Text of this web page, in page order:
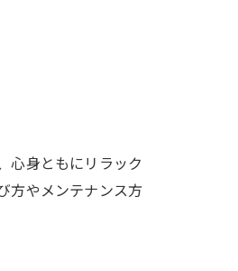
心身ともにリラック
方やメンテナンス方